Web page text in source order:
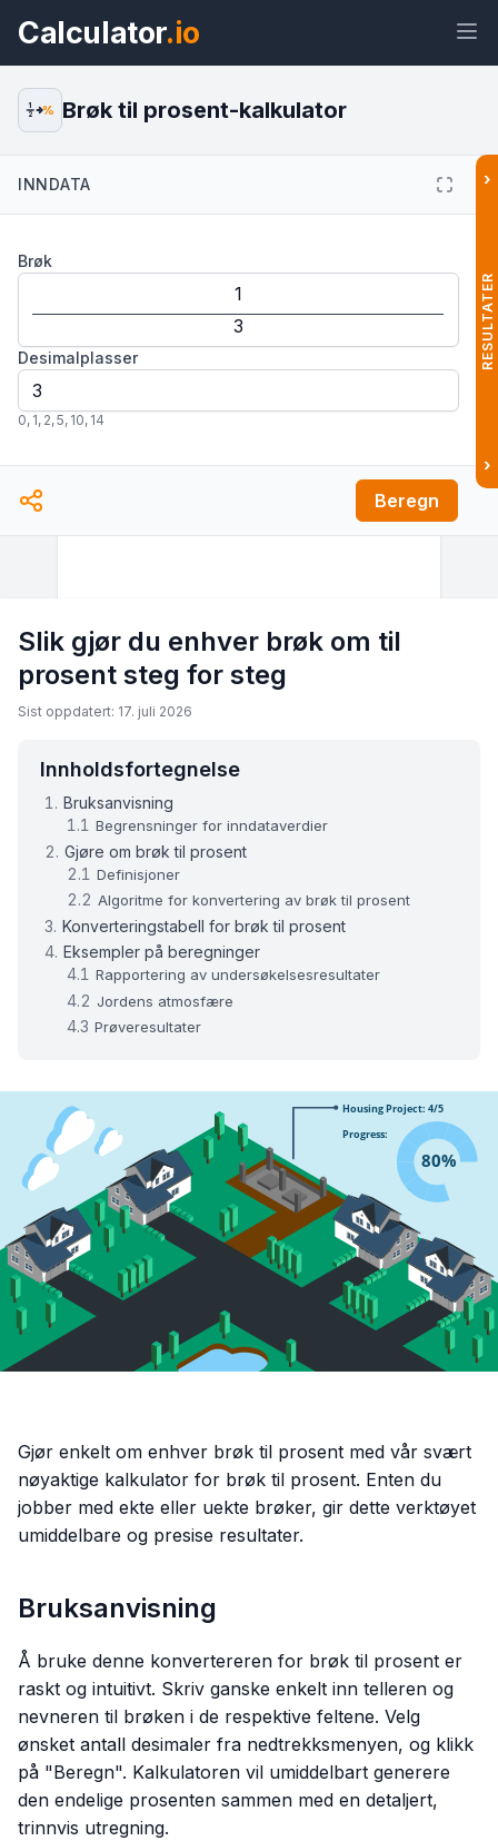
Calculator.io
kalkulator Widget
1
2
% Brøk til prosent-kalkulator
INNDATA
Brøk
Desimalplasser
0, 1, 2,5, 10, 14
Beregn
›
RESULTATER
›
Slik gjør du enhver brøk om til
prosent steg for steg
Sist oppdatert: 17. juli 2026
Innholdsfortegnelse
Bruksanvisning
Begrensninger for inndataverdier
Gjøre om brøk til prosent
Definisjoner
Algoritme for konvertering av brøk til prosent
Konverteringstabell for brøk til prosent
Eksempler på beregninger
Rapportering av undersøkelsesresultater
Jordens atmosfære
Prøveresultater
Gjør enkelt om enhver brøk til prosent med vår svært
nøyaktige kalkulator for brøk til prosent. Enten du
jobber med ekte eller uekte brøker, gir dette verktøyet
umiddelbare og presise resultater.
Bruksanvisning
Å bruke denne konvertereren for brøk til prosent er
raskt og intuitivt. Skriv ganske enkelt inn telleren og
nevneren til brøken i de respektive feltene. Velg
ønsket antall desimaler fra nedtrekksmenyen, og klikk
på "Beregn". Kalkulatoren vil umiddelbart generere
den endelige prosenten sammen med en detaljert,
trinnvis utregning.